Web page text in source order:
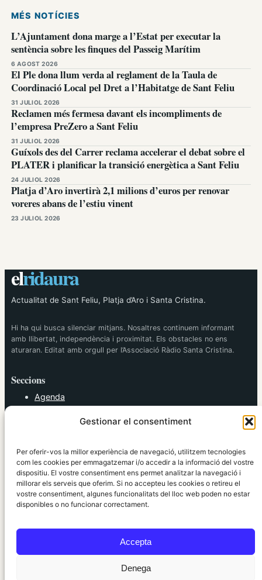
Gestionar el consentiment
Per oferir-vos la millor experiència de navegació, utilitzem tecnologies
com les cookies per emmagatzemar i/o accedir a la informació del vostre
dispositiu. El vostre consentiment ens permet analitzar la navegació i
millorar els serveis que oferim. Si no accepteu les cookies o retireu el
vostre consentiment, algunes funcionalitats del lloc web poden no estar
disponibles o no funcionar correctament.
Accepta
Denega
MÉS NOTÍCIES
L’Ajuntament dona marge a l’Estat per executar la
sentència sobre les finques del Passeig Marítim
6 AGOST 2026
El Ple dona llum verda al reglament de la Taula de
Coordinació Local pel Dret a l’Habitatge de Sant Feliu
31 JULIOL 2026
Reclamen més fermesa davant els incompliments de
l’empresa PreZero a Sant Feliu
31 JULIOL 2026
Guíxols des del Carrer reclama accelerar el debat sobre el
PLATER i planificar la transició energètica a Sant Feliu
24 JULIOL 2026
Platja d’Aro invertirà 2,1 milions d’euros per renovar
voreres abans de l’estiu vinent
23 JULIOL 2026
elridaura
Actualitat de Sant Feliu, Platja d’Aro i Santa Cristina.
Hi ha qui busca silenciar mitjans. Nosaltres continuem informant
amb llibertat, independència i proximitat. Els obstacles no ens
aturaran. Editat amb orgull per l’Associació Ràdio Santa Cristina.
Seccions
Agenda
Política
Societat
Tendències
elRidaura.com